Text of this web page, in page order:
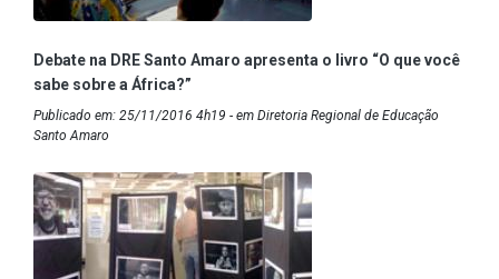
Debate na DRE Santo Amaro apresenta o livro “O que você
sabe sobre a África?”
Publicado em: 25/11/2016 4h19 - em Diretoria Regional de Educação
Santo Amaro